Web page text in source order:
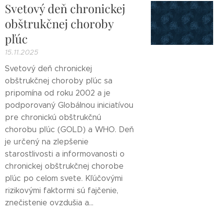
Svetový deň chronickej
obštrukčnej choroby
pľúc
15.11.2025
Svetový deň chronickej
obštrukčnej choroby pľúc sa
pripomína od roku 2002 a je
podporovaný Globálnou iniciatívou
pre chronickú obštrukčnú
chorobu pľúc (GOLD) a WHO. Deň
je určený na zlepšenie
starostlivosti a informovanosti o
chronickej obštrukčnej chorobe
pľúc po celom svete. Kľúčovými
rizikovými faktormi sú fajčenie,
znečistenie ovzdušia a...